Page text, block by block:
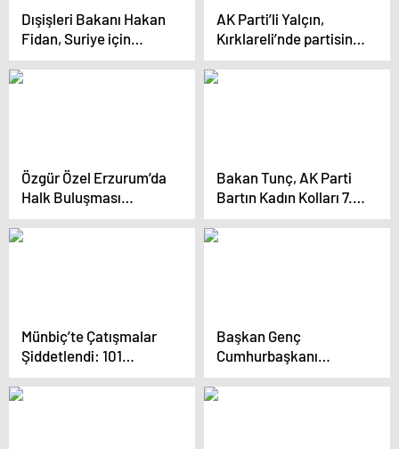
Dışişleri Bakanı Hakan
Fidan, Suriye için
umutlu mesajlar verdi
AK Parti’li Yalçın,
Kırklareli’nde partisinin
8. Olağan İl
Kongresi’nde konuştu
Özgür Özel Erzurum’da
Halk Buluşması
Düzenledi
Bakan Tunç, AK Parti
Bartın Kadın Kolları 7.
Olağan Kongresi’nde
konuştu Açıklaması
Münbiç’te Çatışmalar
Şiddetlendi: 101
Savaşçı Hayatını
Kaybetti
Başkan Genç
Cumhurbaşkanı
Erdoğan’a teşekkür
etti